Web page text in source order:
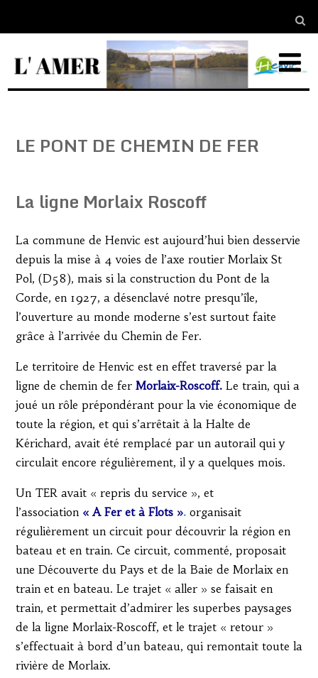
LE PONT DE CHEMIN DE FER
La ligne Morlaix Roscoff
La commune de Henvic est aujourd’hui bien desservie
depuis la mise à 4 voies de l’axe routier Morlaix St
Pol, (D58), mais si la construction du Pont de la
Corde, en 1927, a désenclavé notre presqu’île,
l’ouverture au monde moderne s’est surtout faite
grâce à l’arrivée du Chemin de Fer.
Le territoire de Henvic est en effet traversé par la
ligne de chemin de fer Morlaix-Roscoff.Le train, qui a
joué un rôle prépondérant pour la vie économique de
toute la région, et qui s’arrêtait à la Halte de
Kérichard, avait été remplacé par un autorail qui y
circulait encore régulièrement, il y a quelques mois.
Un TER avait « repris du service », et
l’association « A Fer et à Flots ».organisait
régulièrement un circuit pour découvrir la région en
bateau et en train. Ce circuit, commenté, proposait
une Découverte du Pays et de la Baie de Morlaix en
train et en bateau. Le trajet « aller » se faisait en
train, et permettait d’admirer les superbes paysages
de la ligne Morlaix-Roscoff, et le trajet « retour »
s’effectuait à bord d’un bateau, qui remontait toute la
rivière de Morlaix.